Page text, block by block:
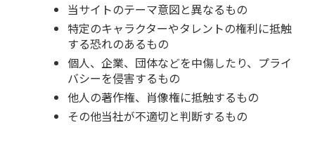
当サイトのテーマ意図と異なるもの
特定のキャラクターやタレントの権利に抵触
する恐れのあるもの
個人、企業、団体などを中傷したり、プライ
バシーを侵害するもの
他人の著作権、肖像権に抵触するもの
その他当社が不適切と判断するもの